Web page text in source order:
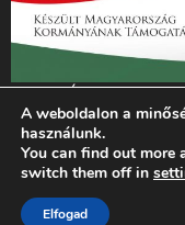
„Az Új Ember
támogatását az
szerződés keretében
Emberi
© 2026 Magyar Kurír
A weboldalon a
használunk.
You can find out more
switch them off in
Elfogad